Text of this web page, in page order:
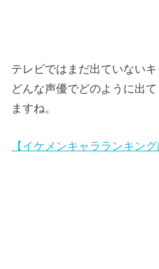
テレビではまだ出ていない
どんな声優でどのように出
ますね。
【イケメンキャラランキング